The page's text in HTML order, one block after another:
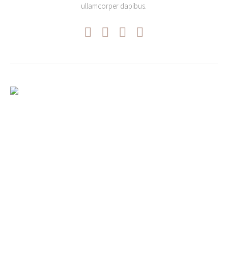
ullamcorper dapibus.